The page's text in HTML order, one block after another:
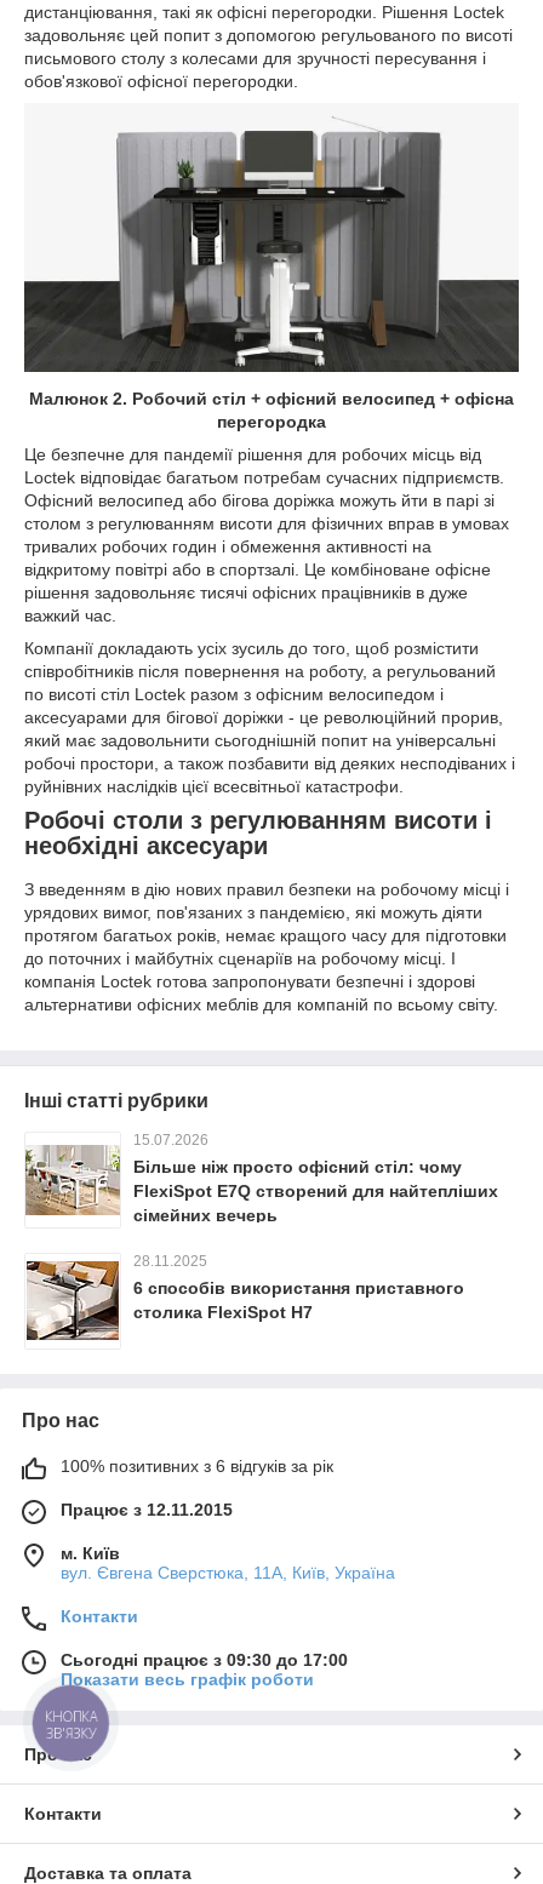
дистанціювання, такі як офісні перегородки. Рішення Loctek
задовольняє цей попит з допомогою регульованого по висоті
письмового столу з колесами для зручності пересування і
обов'язкової офісної перегородки.
Малюнок 2. Робочий стіл + офісний велосипед + офісна
перегородка
Це безпечне для пандемії рішення для робочих місць від
Loctek відповідає багатьом потребам сучасних підприємств.
Офісний велосипед або бігова доріжка можуть йти в парі зі
столом з регулюванням висоти для фізичних вправ в умовах
тривалих робочих годин і обмеження активності на
відкритому повітрі або в спортзалі. Це комбіноване офісне
рішення задовольняє тисячі офісних працівників в дуже
важкий час.
Компанії докладають усіх зусиль до того, щоб розмістити
співробітників після повернення на роботу, а регульований
по висоті стіл Loctek разом з офісним велосипедом і
аксесуарами для бігової доріжки - це революційний прорив,
який має задовольнити сьогоднішній попит на універсальні
робочі простори, а також позбавити від деяких несподіваних і
руйнівних наслідків цієї всесвітньої катастрофи.
Робочі столи з регулюванням висоти і
необхідні аксесуари
З введенням в дію нових правил безпеки на робочому місці і
урядових вимог, пов'язаних з пандемією, які можуть діяти
протягом багатьох років, немає кращого часу для підготовки
до поточних і майбутніх сценаріїв на робочому місці. І
компанія Loctek готова запропонувати безпечні і здорові
альтернативи офісних меблів для компаній по всьому світу.
Інші статті рубрики
15.07.2026
Більше ніж просто офісний стіл: чому
FlexiSpot E7Q створений для найтепліших
сімейних вечерь
28.11.2025
6 способів використання приставного
столика FlexiSpot H7
Про нас
100% позитивних з 6 відгуків за рік
Працює з 12.11.2015
м. Київ
вул. Євгена Сверстюка, 11А, Київ, Україна
Контакти
Сьогодні працює з 09:30 до 17:00
Показати весь графік роботи
Про нас
Контакти
Доставка та оплата
КНОПКА
ЗВ'ЯЗКУ